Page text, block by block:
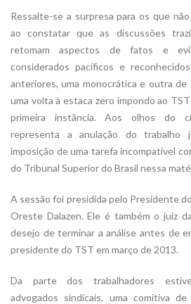
Ressalte-se a surpresa para os que
ao constatar que as discussões
retomam aspectos de fatos e
considerados pacíficos e
anteriores, uma monocrática e outra de
uma volta à estaca zero impondo ao
primeira instância. Aos olhos do
representa a anulação do trabalho
imposição de uma tarefa incompatível
do Tribunal Superior do Brasil nessa
A sessão foi presidida pelo Presidente
Oreste Dalazen. Ele é também o juiz
desejo de terminar a análise antes de
presidente do TST em março de 2013.
Da parte dos trabalhadores
advogados sindicais, uma comitiva